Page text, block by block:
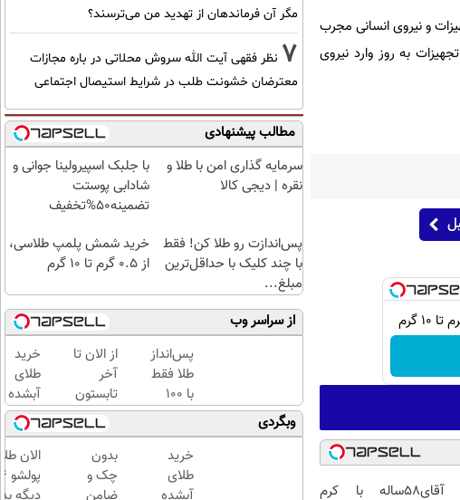
و نیروی انسانی مجرب
به روز وارد نیروی
این آقای58ساله با کرم
مگر آن فرماندهان از تهدید من می‌ترسند؟
7 نظر فقهی آیت الله سروش محلاتی در باره مجازات
معترضان خشونت طلب در شرایط استیصال اجتماعی
مطالب پیشنهادی
سرمایه گذاری امن با طلا و
نقره | دیجی کالا
با جلبک اسپیرولینا جوانی و
شادابی پوستت
تضمینه50%تخفیف
پس‌اندازت رو طلا کن! فقط
با چند کلیک با حداقل‌ترین
مبلغ...
خرید شمش پلمپ طلاسی،
از ۰.۵ گرم تا ۱۰ گرم
از سراسر وب
پس‌انداز
طلا فقط
با ۱۰۰
هزارتومان
(امن و
راحت)
از الان تا
آخر
تابستون
حداقل
12کیلو
چربی
میسوزونی
🧨
خرید
طلای
آبشده
حتی با
۱۰۰هزارتومان
وبگردی
خرید
طلای
آبشده
بدون
چک و
ضامن
الان
دیگه